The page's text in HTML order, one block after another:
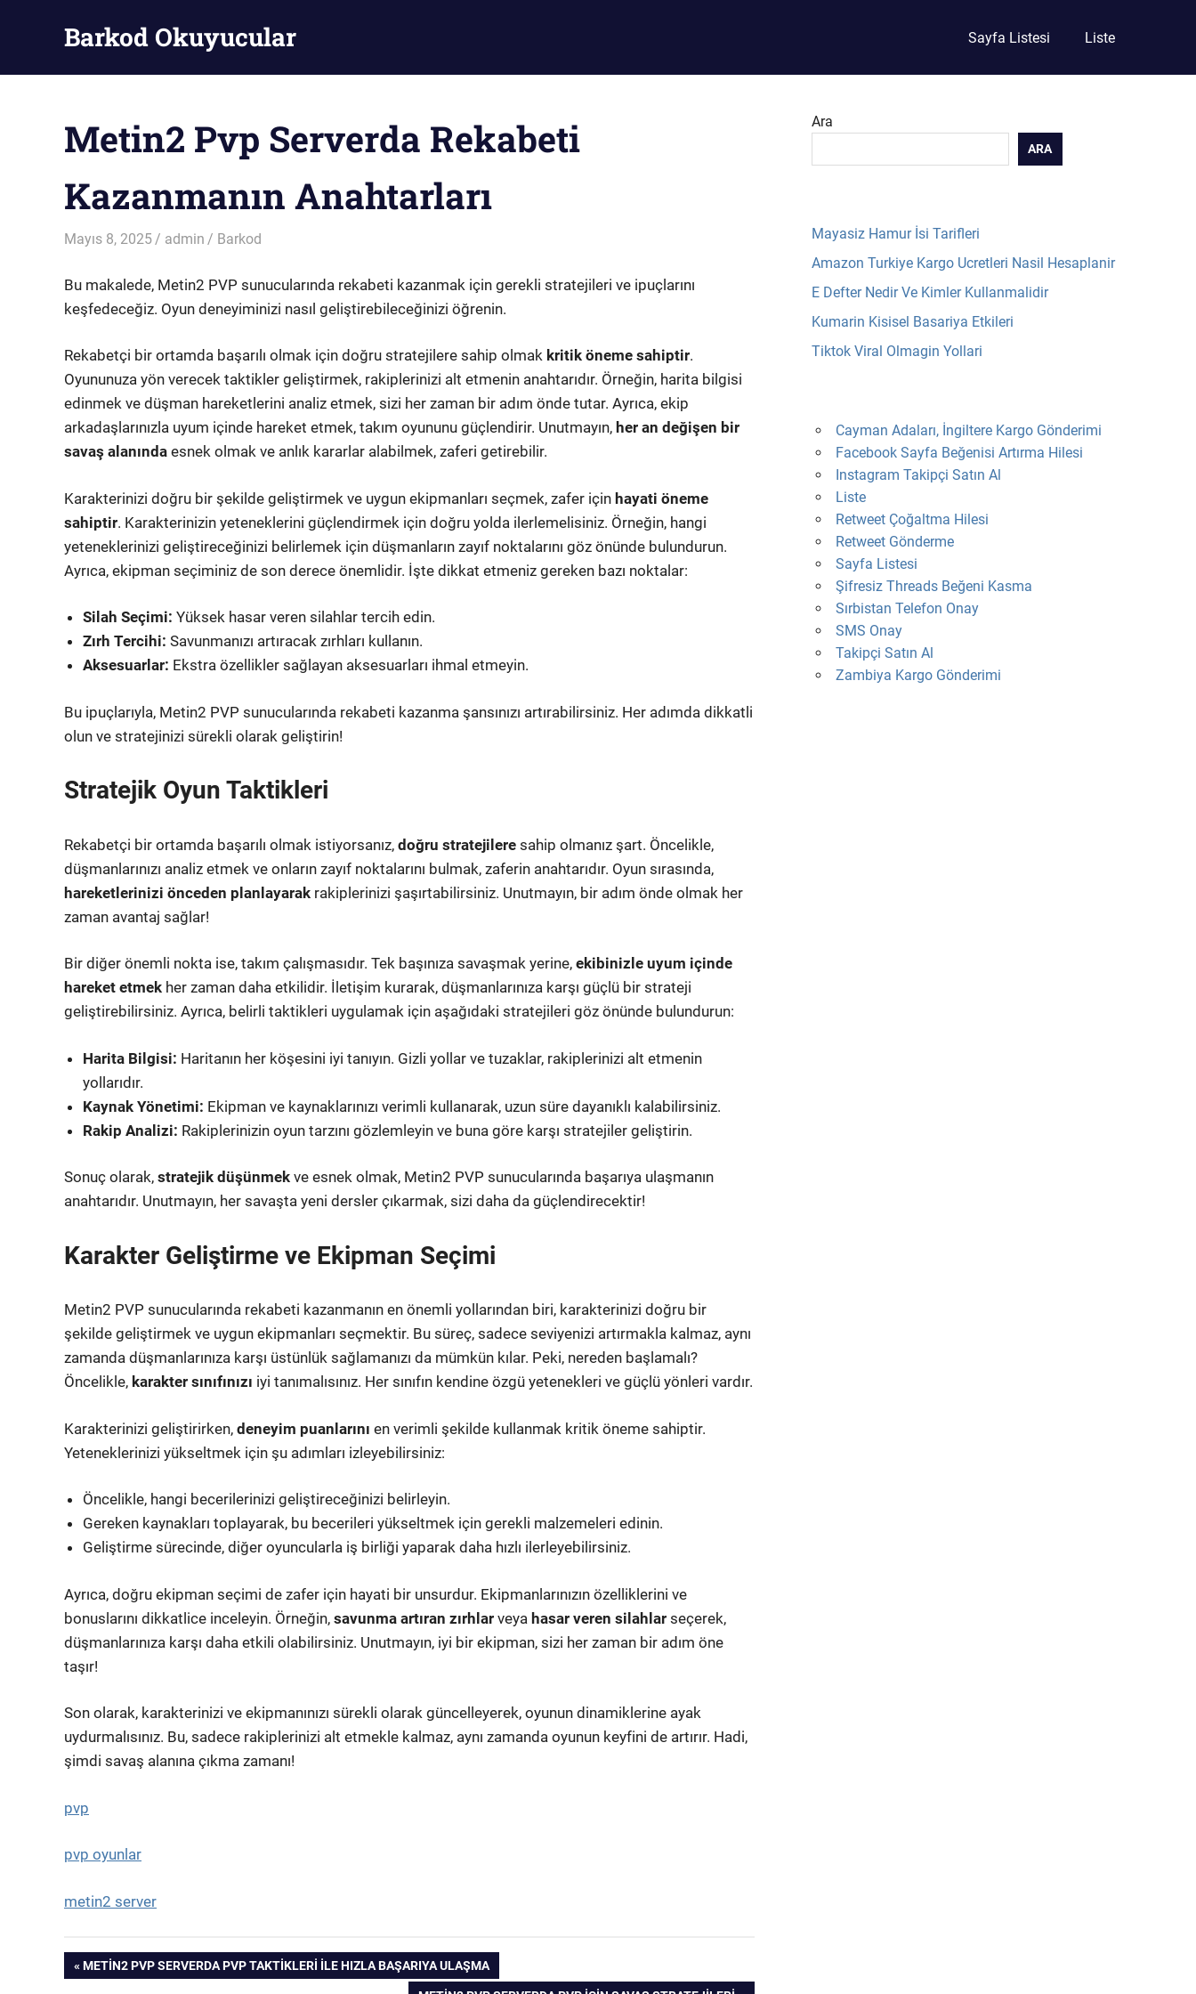
Barkod Okuyucular Sayfa Listesi Liste
Metin2 Pvp Serverda Rekabeti
Kazanmanın Anahtarları
Mayıs 8, 2025 admin Barkod
Bu makalede, Metin2 PVP sunucularında rekabeti kazanmak için gerekli stratejileri ve ipuçlarını
keşfedeceğiz. Oyun deneyiminizi nasıl geliştirebileceğinizi öğrenin.
Rekabetçi bir ortamda başarılı olmak için doğru stratejilere sahip olmak kritik öneme sahiptir.
Oyununuza yön verecek taktikler geliştirmek, rakiplerinizi alt etmenin anahtarıdır. Örneğin, harita bilgisi
edinmek ve düşman hareketlerini analiz etmek, sizi her zaman bir adım önde tutar. Ayrıca, ekip
arkadaşlarınızla uyum içinde hareket etmek, takım oyununu güçlendirir. Unutmayın, her an değişen bir
savaş alanında esnek olmak ve anlık kararlar alabilmek, zaferi getirebilir.
Karakterinizi doğru bir şekilde geliştirmek ve uygun ekipmanları seçmek, zafer için hayati öneme
sahiptir. Karakterinizin yeteneklerini güçlendirmek için doğru yolda ilerlemelisiniz. Örneğin, hangi
yeteneklerinizi geliştireceğinizi belirlemek için düşmanların zayıf noktalarını göz önünde bulundurun.
Ayrıca, ekipman seçiminiz de son derece önemlidir. İşte dikkat etmeniz gereken bazı noktalar:
Silah Seçimi: Yüksek hasar veren silahlar tercih edin.
Zırh Tercihi: Savunmanızı artıracak zırhları kullanın.
Aksesuarlar: Ekstra özellikler sağlayan aksesuarları ihmal etmeyin.
Bu ipuçlarıyla, Metin2 PVP sunucularında rekabeti kazanma şansınızı artırabilirsiniz. Her adımda dikkatli
olun ve stratejinizi sürekli olarak geliştirin!
Stratejik Oyun Taktikleri
Rekabetçi bir ortamda başarılı olmak istiyorsanız, doğru stratejilere sahip olmanız şart. Öncelikle,
düşmanlarınızı analiz etmek ve onların zayıf noktalarını bulmak, zaferin anahtarıdır. Oyun sırasında,
hareketlerinizi önceden planlayarak rakiplerinizi şaşırtabilirsiniz. Unutmayın, bir adım önde olmak her
zaman avantaj sağlar!
Bir diğer önemli nokta ise, takım çalışmasıdır. Tek başınıza savaşmak yerine, ekibinizle uyum içinde
hareket etmek her zaman daha etkilidir. İletişim kurarak, düşmanlarınıza karşı güçlü bir strateji
geliştirebilirsiniz. Ayrıca, belirli taktikleri uygulamak için aşağıdaki stratejileri göz önünde bulundurun:
Harita Bilgisi: Haritanın her köşesini iyi tanıyın. Gizli yollar ve tuzaklar, rakiplerinizi alt etmenin
yollarıdır.
Kaynak Yönetimi: Ekipman ve kaynaklarınızı verimli kullanarak, uzun süre dayanıklı kalabilirsiniz.
Rakip Analizi: Rakiplerinizin oyun tarzını gözlemleyin ve buna göre karşı stratejiler geliştirin.
Sonuç olarak, stratejik düşünmek ve esnek olmak, Metin2 PVP sunucularında başarıya ulaşmanın
anahtarıdır. Unutmayın, her savaşta yeni dersler çıkarmak, sizi daha da güçlendirecektir!
Karakter Geliştirme ve Ekipman Seçimi
Metin2 PVP sunucularında rekabeti kazanmanın en önemli yollarından biri, karakterinizi doğru bir
şekilde geliştirmek ve uygun ekipmanları seçmektir. Bu süreç, sadece seviyenizi artırmakla kalmaz, aynı
zamanda düşmanlarınıza karşı üstünlük sağlamanızı da mümkün kılar. Peki, nereden başlamalı?
Öncelikle, karakter sınıfınızı iyi tanımalısınız. Her sınıfın kendine özgü yetenekleri ve güçlü yönleri vardır.
Karakterinizi geliştirirken, deneyim puanlarını en verimli şekilde kullanmak kritik öneme sahiptir.
Yeteneklerinizi yükseltmek için şu adımları izleyebilirsiniz:
Öncelikle, hangi becerilerinizi geliştireceğinizi belirleyin.
Gereken kaynakları toplayarak, bu becerileri yükseltmek için gerekli malzemeleri edinin.
Geliştirme sürecinde, diğer oyuncularla iş birliği yaparak daha hızlı ilerleyebilirsiniz.
Ayrıca, doğru ekipman seçimi de zafer için hayati bir unsurdur. Ekipmanlarınızın özelliklerini ve
bonuslarını dikkatlice inceleyin. Örneğin, savunma artıran zırhlar veya hasar veren silahlar seçerek,
düşmanlarınıza karşı daha etkili olabilirsiniz. Unutmayın, iyi bir ekipman, sizi her zaman bir adım öne
taşır!
Son olarak, karakterinizi ve ekipmanınızı sürekli olarak güncelleyerek, oyunun dinamiklerine ayak
uydurmalısınız. Bu, sadece rakiplerinizi alt etmekle kalmaz, aynı zamanda oyunun keyfini de artırır. Hadi,
şimdi savaş alanına çıkma zamanı!
pvp
pvp oyunlar
metin2 server
Yazı
PREVIOUS
METIN2 PVP SERVERDA PVP TAKTIKLERI ILE HIZLA BAŞARIYA ULAŞMA
Ara
ARA
Mayasiz Hamur İsi Tarifleri
Amazon Turkiye Kargo Ucretleri Nasil Hesaplanir
E Defter Nedir Ve Kimler Kullanmalidir
Kumarin Kisisel Basariya Etkileri
Tiktok Viral Olmagin Yollari
Cayman Adaları, İngiltere Kargo Gönderimi
Facebook Sayfa Beğenisi Artırma Hilesi
Instagram Takipçi Satın Al
Liste
Retweet Çoğaltma Hilesi
Retweet Gönderme
Sayfa Listesi
Şifresiz Threads Beğeni Kasma
Sırbistan Telefon Onay
SMS Onay
Takipçi Satın Al
Zambiya Kargo Gönderimi